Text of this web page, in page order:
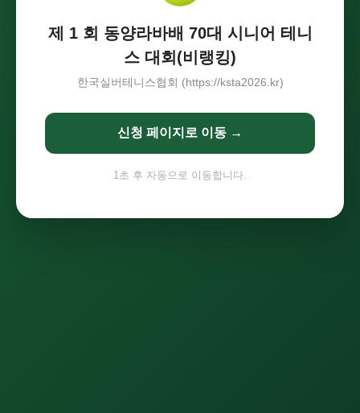
제 1 회 동양라바배 70대 시니어 테니
스 대회(비랭킹)
한국실버테니스협회 (https://ksta2026.kr)
신청 페이지로 이동 →
1 초 후 자동으로 이동합니다.